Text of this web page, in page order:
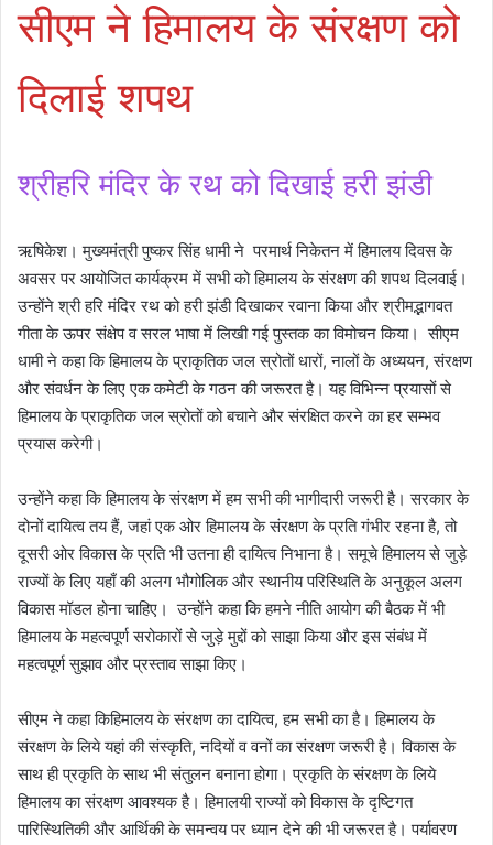
सीएम ने हिमालय के संरक्षण को
दिलाई शपथ
श्रीहरि मंदिर के रथ को दिखाई हरी झंडी
ऋषिकेश। मुख्यमंत्री पुष्कर सिंह धामी ने परमार्थ निकेतन में हिमालय दिवस के
अवसर पर आयोजित कार्यक्रम में सभी को हिमालय के संरक्षण की शपथ दिलवाई।
उन्होंने श्री हरि मंदिर रथ को हरी झंडी दिखाकर रवाना किया और श्रीमद्भागवत
गीता के ऊपर संक्षेप व सरल भाषा में लिखी गई पुस्तक का विमोचन किया। सीएम
धामी ने कहा कि हिमालय के प्राकृतिक जल स्रोतों धारों, नालों के अध्ययन, संरक्षण
और संवर्धन के लिए एक कमेटी के गठन की जरूरत है। यह विभिन्न प्रयासों से
हिमालय के प्राकृतिक जल स्रोतों को बचाने और संरक्षित करने का हर सम्भव
प्रयास करेगी।
उन्होंने कहा कि हिमालय के संरक्षण में हम सभी की भागीदारी जरूरी है। सरकार के
दोनों दायित्व तय हैं, जहां एक ओर हिमालय के संरक्षण के प्रति गंभीर रहना है, तो
दूसरी ओर विकास के प्रति भी उतना ही दायित्व निभाना है। समूचे हिमालय से जुड़े
राज्यों के लिए यहाँ की अलग भौगोलिक और स्थानीय परिस्थिति के अनुकूल अलग
विकास मॉडल होना चाहिए। उन्होंने कहा कि हमने नीति आयोग की बैठक में भी
हिमालय के महत्वपूर्ण सरोकारों से जुड़े मुद्दों को साझा किया और इस संबंध में
महत्वपूर्ण सुझाव और प्रस्ताव साझा किए।
सीएम ने कहा किहिमालय के संरक्षण का दायित्व, हम सभी का है। हिमालय के
संरक्षण के लिये यहां की संस्कृति, नदियों व वनों का संरक्षण जरूरी है। विकास के
साथ ही प्रकृति के साथ भी संतुलन बनाना होगा। प्रकृति के संरक्षण के लिये
हिमालय का संरक्षण आवश्यक है। हिमालयी राज्यों को विकास के दृष्टिगत
पारिस्थितिकी और आर्थिकी के समन्वय पर ध्यान देने की भी जरूरत है। पर्यावरण